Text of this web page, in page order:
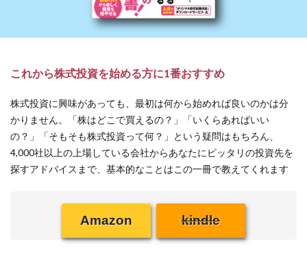
これから株式投資を始める方に1番おすすめ
株式投資に興味があっても、最初は何から始めれば良いのかは分
かりません。「株はどこで買えるの？」「いくらあればいい
の？」「そもそも株式投資って何？」という疑問はもちろん、
4,000社以上の上場している会社からあなたにピッタリの投資先を
探すアドバイスまで、基本的なことはこの一冊で教えてくれます
Amazon kindle